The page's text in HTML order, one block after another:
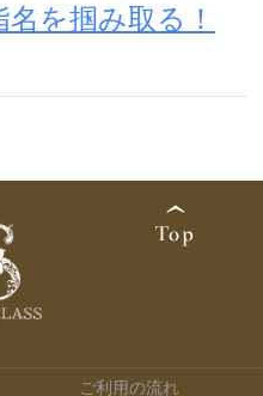
を掴み取る！
ご利用の流れ